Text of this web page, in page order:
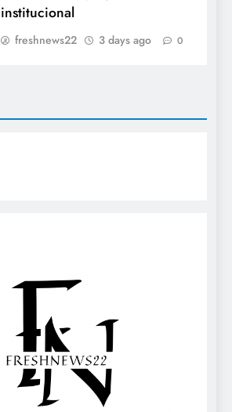
institucional
freshnews22 3 days ago 0